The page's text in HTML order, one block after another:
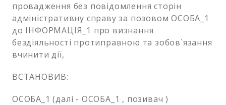
провадження без повідомлення сторін
адміністративну справу за позовом ОСОБА_1
до ІНФОРМАЦІЯ_1 про визнання
бездіяльності протиправною та зобов`язання
вчинити дії,
ВСТАНОВИВ:
ОСОБА_1 (далі - ОСОБА_1 , позивач )